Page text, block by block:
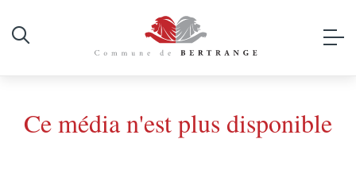
Ce média n'est plus disponible